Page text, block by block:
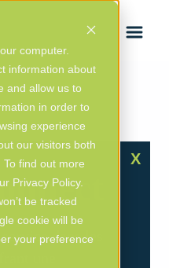
computer.
information about
and allow us to
in order to
experience
our visitors both
find out more
Privacy Policy.
be tracked
cookie will be
your preference
ENGLISH
X
dans les
une